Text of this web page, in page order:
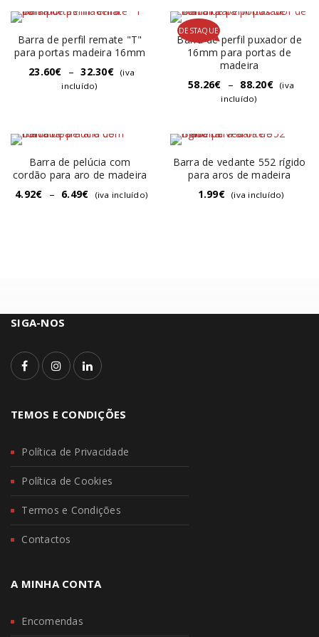
Barra de perfil remate "T"
para portas madeira 16mm
23.60€ – 32.30€
(iva
incluído)
DESTAQUE
Barra de perfil puxador de
16mm para portas de
madeira
58.26€ – 88.20€
(iva
incluído)
Barra de pelúcia com
cordão para aro de madeira
4.92€ – 6.49€ (iva incluído)
Barra de vedante 552 rígido
para aros de madeira
1.99€ (iva incluído)
SIGA-NOS
TEMOS E CONDIÇÕES
Política de Privacidade
Política de Cookies
Termos e Condições
Contactos
A MINHA CONTA
Encomendas